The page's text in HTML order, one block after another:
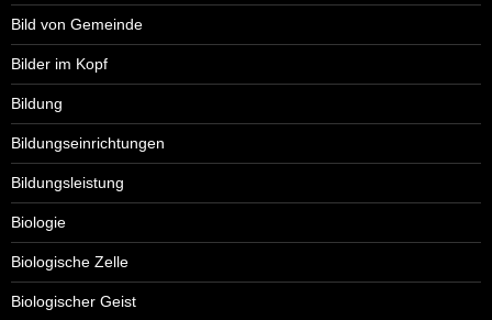
Bild von Gemeinde
Bilder im Kopf
Bildung
Bildungseinrichtungen
Bildungsleistung
Biologie
Biologische Zelle
Biologischer Geist